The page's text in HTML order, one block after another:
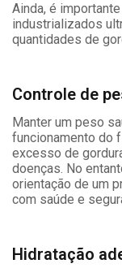
Ainda, é
industrializados
quantidades de
Controle de
Manter um peso
funcionamento do
excesso de
doenças. No
orientação de um
com saúde e
Hidratação